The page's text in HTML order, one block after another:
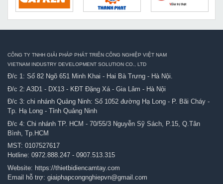
CÔNG TY TNHH GIẢI PHÁP PHÁT TRIỂN CÔNG NGHIỆP VIỆT NAM
VIETNAM INDUSTRY DEVELOPMENT SOLUTION CO., LTD
Đ/c 1: Số 82 Ngõ 651 Minh Khai - Hai Bà Trưng - Hà Nội.
Đ/c 2: A3D1 - DX13 - KĐT Đặng Xá - Gia Lâm - Hà Nội
Đ/c 3: chi nhánh Quảng Ninh: Số 1052 đường Hạ Long - P. Bãi Cháy -
Tp. Hạ Long - Tỉnh Quảng Ninh
Đ/c 4: Chi nhánh TP. HCM - 70/55/3 Nguyễn Sỹ Sách, P.15, Q.Tân
Bình, Tp.HCM
MST: 0107527617
Hotline: 0972.888.247 - 0907.513.315
Website: https://thietbidiencamtay.com
Email hỗ trợ: giaiphapcongnghiepvn@gmail.com